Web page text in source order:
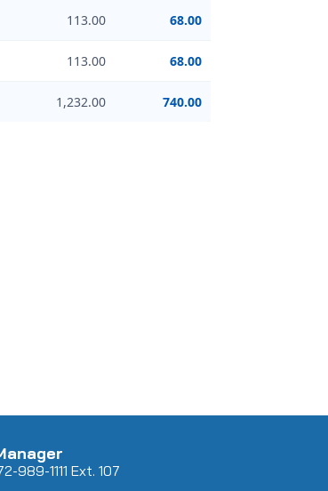
113.00 68.00
113.00 68.00
1,232.00 740.00
2-989-1111 Ext. 107